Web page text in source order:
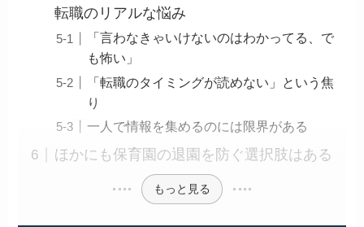
転職のリアルな悩み
「言わなきゃいけないのはわかってる、で
も怖い」
「転職のタイミングが読めない」という焦
り
一人で情報を集めるのには限界がある
ほかにも保育園の退園を防ぐ選択肢はある
もっと見る